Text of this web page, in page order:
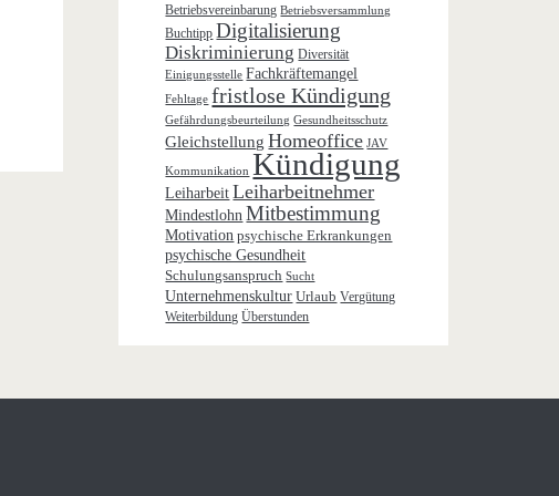
Betriebsvereinbarung Betriebsversammlung
Buchtipp Digitalisierung
Diskriminierung Diversität
Einigungsstelle Fachkräftemangel
Fehltage fristlose Kündigung
Gefährdungsbeurteilung Gesundheitsschutz
Gleichstellung Homeoffice JAV
Kommunikation Kündigung
Leiharbeit Leiharbeitnehmer
Mindestlohn Mitbestimmung
Motivation psychische Erkrankungen
psychische Gesundheit
Schulungsanspruch Sucht
Unternehmenskultur Urlaub Vergütung
Weiterbildung Überstunden